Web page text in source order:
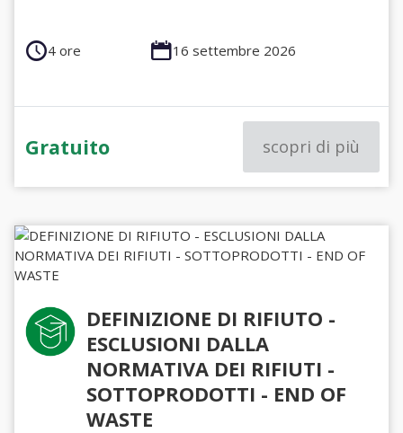
4 ore 16 settembre 2026
Gratuito scopri di più
DEFINIZIONE DI RIFIUTO -
ESCLUSIONI DALLA
NORMATIVA DEI RIFIUTI -
SOTTOPRODOTTI - END OF
WASTE